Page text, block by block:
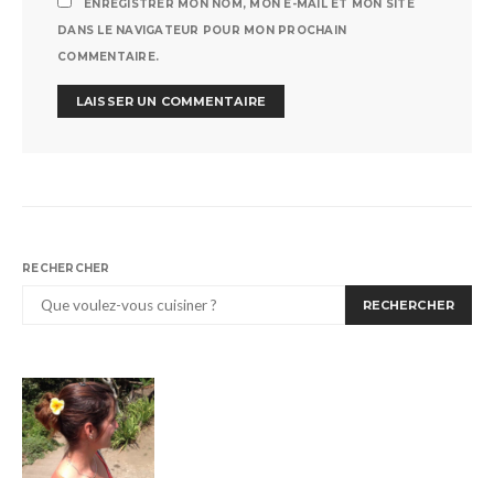
ENREGISTRER MON NOM, MON E-MAIL ET MON SITE
DANS LE NAVIGATEUR POUR MON PROCHAIN
COMMENTAIRE.
RECHERCHER
RECHERCHER